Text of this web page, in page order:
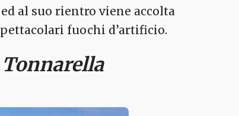
al suo rientro viene accolta
fuochi d’artificio.